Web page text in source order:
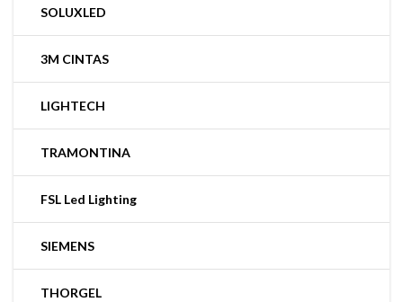
SOLUXLED
3M CINTAS
LIGHTECH
TRAMONTINA
FSL Led Lighting
SIEMENS
THORGEL